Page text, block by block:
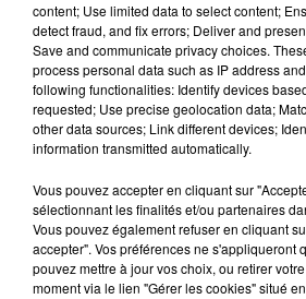
Musique
7 août 2026
Julien Lieb
dans son nouveau
7 août 2026
Madonna sort
Sensation » avec
content; Use limited data to select content;
detect fraud, and fix errors; Deliver and
Save and communicate privacy choices.
process personal data such as IP address
following functionalities: Identify devices
requested; Use precise geolocation data;
other data sources; Link different devices;
information transmitted automatically.
Vous pouvez accepter en cliquant sur
sélectionnant les finalités et/ou partenaires
Vous pouvez également refuser en cliquant
accepter". Vos préférences ne s'appliqueront
pouvez mettre à jour vos choix, ou retirer
moment via le lien "Gérer les cookies" situé